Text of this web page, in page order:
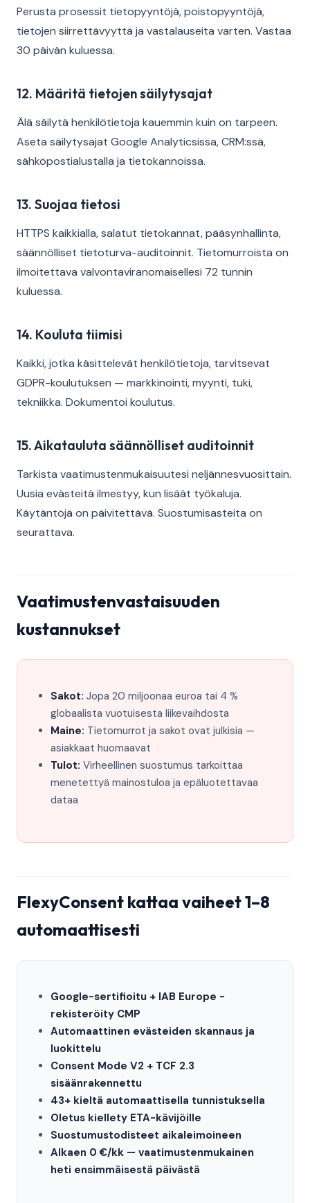
Perusta prosessit tietopyyntöjä, poistopyyntöjä,
tietojen siirrettävyyttä ja vastalauseita varten. Vastaa
30 päivän kuluessa.
12. Määritä tietojen säilytysajat
Älä säilytä henkilötietoja kauemmin kuin on tarpeen.
Aseta säilytysajat Google Analyticsissa, CRM:ssä,
sähköpostialustalla ja tietokannoissa.
13. Suojaa tietosi
HTTPS kaikkialla, salatut tietokannat, pääsynhallinta,
säännölliset tietoturva-auditoinnit. Tietomurroista on
ilmoitettava valvontaviranomaisellesi 72 tunnin
kuluessa.
14. Kouluta tiimisi
Kaikki, jotka käsittelevät henkilötietoja, tarvitsevat
GDPR-koulutuksen — markkinointi, myynti, tuki,
tekniikka. Dokumentoi koulutus.
15. Aikatauluta säännölliset auditoinnit
Tarkista vaatimustenmukaisuutesi neljännesvuosittain.
Uusia evästeitä ilmestyy, kun lisäät työkaluja.
Käytäntöjä on päivitettävä. Suostumisasteita on
seurattava.
Vaatimustenvastaisuuden
kustannukset
Sakot: Jopa 20 miljoonaa euroa tai 4 %
globaalista vuotuisesta liikevaihdosta
Maine: Tietomurrot ja sakot ovat julkisia —
asiakkaat huomaavat
Tulot: Virheellinen suostumus tarkoittaa
menetettyä mainostuloa ja epäluotettavaa
dataa
FlexyConsent kattaa vaiheet 1–8
automaattisesti
Google-sertifioitu + IAB Europe -
rekisteröity CMP
Automaattinen evästeiden skannaus ja
luokittelu
Consent Mode V2 + TCF 2.3
sisäänrakennettu
43+ kieltä automaattisella tunnistuksella
Oletus kiellety ETA-kävijöille
Suostumustodisteet aikaleimoineen
Alkaen 0 €/kk — vaatimustenmukainen
heti ensimmäisestä päivästä